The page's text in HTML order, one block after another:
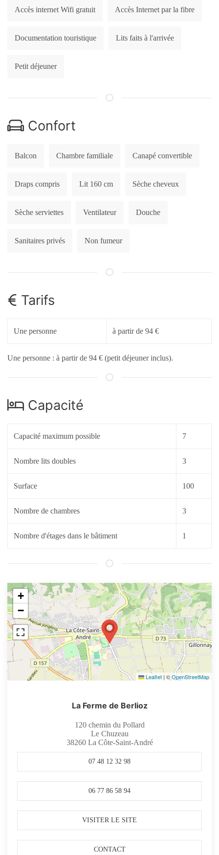
Accès internet Wifi gratuit Accès Internet par la fibre
Documentation touristique Lits faits à l'arrivée
Petit déjeuner
Confort
Balcon Chambre familiale Canapé convertible
Draps compris Lit 160 cm Sèche cheveux
Sèche serviettes Ventilateur Douche
Sanitaires privés Non fumeur
Tarifs
Une personne à partir de 94 €
Une personne : à partir de 94 € (petit déjeuner inclus).
Capacité
Capacité maximum possible 7
Nombre lits doubles 3
Surface 100
Nombre de chambres 3
Nombre d'étages dans le bâtiment 1
+
−
Leaflet|©OpenStreetMap
La Ferme de Berlioz
120 chemin du Pollard
Le Chuzeau
38260La Côte-Saint-André
07 48 12 32 98
06 77 86 58 94
VISITER LE SITE
CONTACT